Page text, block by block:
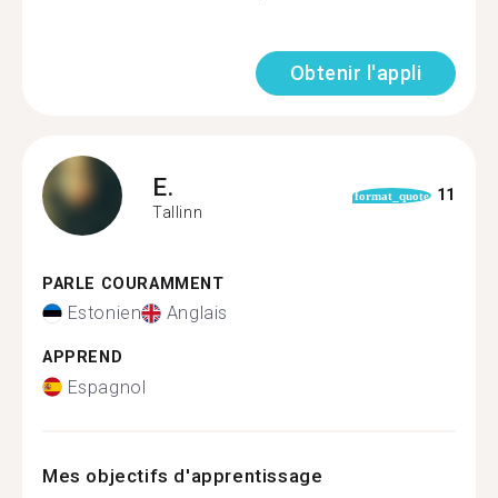
Obtenir l'appli
E.
Tallinn
format_quote 11
PARLE COURAMMENT
Estonien Anglais
APPREND
Espagnol
Mes objectifs d'apprentissage